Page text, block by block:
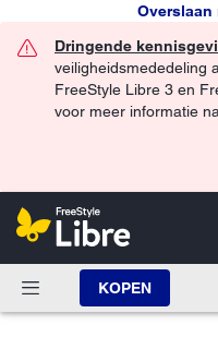
Dringende
veiligheidsmededeling
FreeStyle Libre 3 en
voor meer informatie
KOPEN